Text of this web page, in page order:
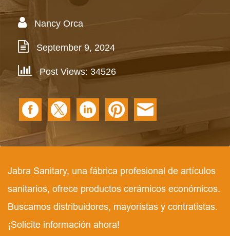
Nancy Orca
September 9, 2024
Post Views: 34526
Jabra Sanitary, una fábrica profesional de artículos
sanitarios, ofrece productos cerámicos económicos.
Buscamos distribuidores, mayoristas y contratistas.
¡Solicite información ahora!